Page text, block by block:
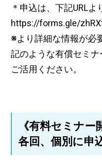
＊申込は、下記URLよ
https://forms.gle/
※より詳細な情報が必
記のような有償セミナ
ご活用ください。
《有料セミナー
各回、個別に申